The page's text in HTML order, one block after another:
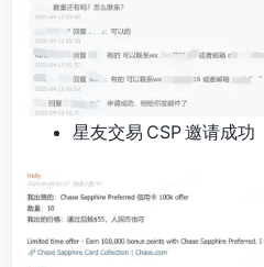
星友交易 CSP 邀请成功